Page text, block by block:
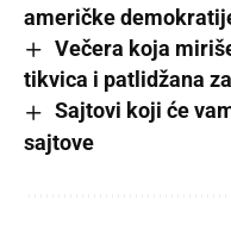
američke
Večera koja
tikvica i patlidžana
Sajtovi koji će
sajtove